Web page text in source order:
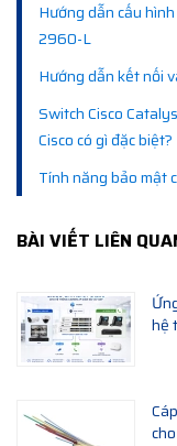
Hướng dẫn cấu
2960-L
Hướng dẫn kết nối
Switch Cisco
Cisco có gì đặc biệt?
Tính năng bảo mật
BÀI VIẾT LIÊN
hệ